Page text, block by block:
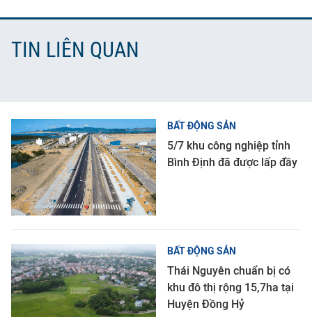
TIN LIÊN QUAN
BẤT ĐỘNG SẢN
5/7 khu công nghiệp tỉnh
Bình Định đã được lấp đầy
BẤT ĐỘNG SẢN
Thái Nguyên chuẩn bị có
khu đô thị rộng 15,7ha tại
Huyện Đồng Hỷ